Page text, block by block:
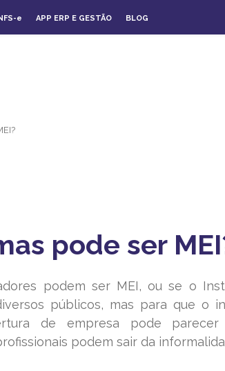
e APP ERP E GESTÃO BLOG
pode ser
podem ser MEI, ou se o
públicos, mas para que o
de empresa pode
podem sair da